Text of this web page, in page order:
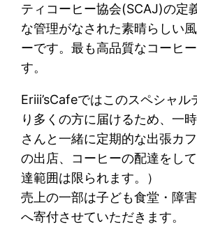
ティコーヒー協会(SCAJ)の定
な管理がなされた素晴らしい
ーです。最も高品質なコーヒ
す。
Eriii’sCafeではこのスペシャル
り多くの方に届けるため、一
さんと一緒に定期的な出張カ
の出店、コーヒーの配達をし
達範囲は限られます。）
売上の一部は子ども食堂・障
へ寄付させていただきます。